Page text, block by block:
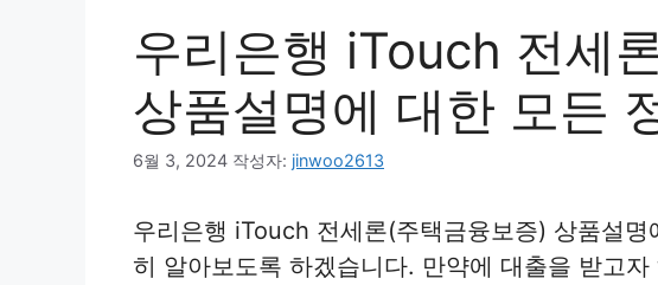
우리은행 iTouch 전세
상품설명에 대한 모든
6월 3, 2024 작성자: jinwoo2613
우리은행 iTouch 전세론(주택금융보증) 상품설
히 알아보도록 하겠습니다. 만약에 대출을 받고